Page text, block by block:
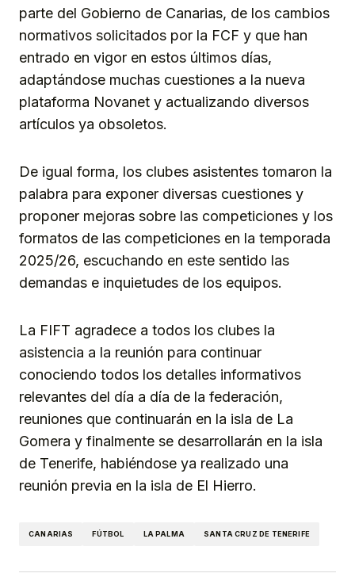
parte del Gobierno de Canarias, de los cambios
normativos solicitados por la FCF y que han
entrado en vigor en estos últimos días,
adaptándose muchas cuestiones a la nueva
plataforma Novanet y actualizando diversos
artículos ya obsoletos.
De igual forma, los clubes asistentes tomaron la
palabra para exponer diversas cuestiones y
proponer mejoras sobre las competiciones y los
formatos de las competiciones en la temporada
2025/26, escuchando en este sentido las
demandas e inquietudes de los equipos.
La FIFT agradece a todos los clubes la
asistencia a la reunión para continuar
conociendo todos los detalles informativos
relevantes del día a día de la federación,
reuniones que continuarán en la isla de La
Gomera y finalmente se desarrollarán en la isla
de Tenerife, habiéndose ya realizado una
reunión previa en la isla de El Hierro.
CANARIAS FÚTBOL LA PALMA SANTA CRUZ DE TENERIFE